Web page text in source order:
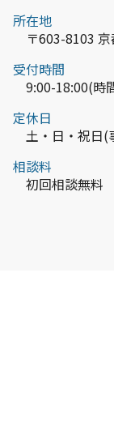
所在地
〒603-8103
受付時間
9:00-18:00(時
定休日
土・日・祝日(
相談料
初回相談無料